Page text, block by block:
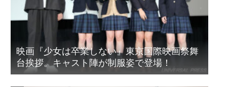
映画『少女は卒業しない』東京国際映画祭舞
台挨拶。キャスト陣が制服姿で登場！